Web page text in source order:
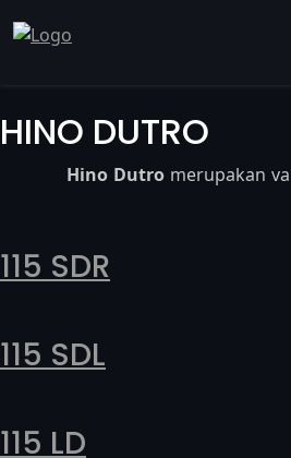
HINO DUTRO
Hino Dutromerupakan
115 SDR
115 SDL
115 LD